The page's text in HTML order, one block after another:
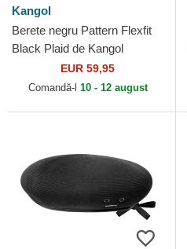
Kangol
Berete negru Pattern Flexfit
Black Plaid de Kangol
EUR 59,95
Comandă-l 10 - 12 august